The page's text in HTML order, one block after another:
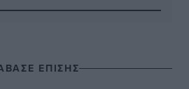
ΕΠΙΣΗΣ